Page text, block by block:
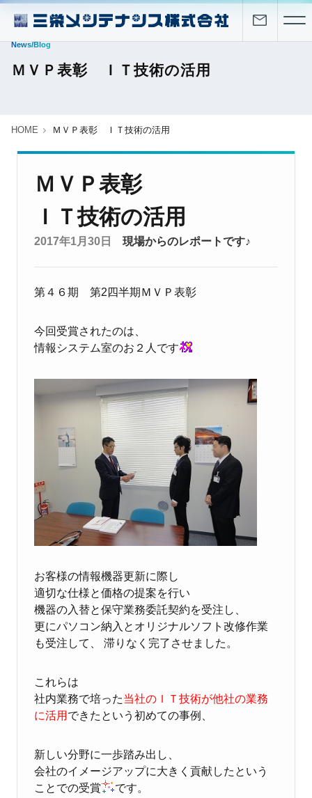
News/Blog
ＭＶＰ表彰 ＩＴ技術の活用
HOME ＭＶＰ表彰 ＩＴ技術の活用
ＭＶＰ表彰
ＩＴ技術の活用
2017年1月30日 現場からのレポートです♪
第４６期 第2四半期ＭＶＰ表彰
今回受賞されたのは、
情報システム室のお２人です
お客様の情報機器更新に際し
適切な仕様と価格の提案を行い
機器の入替と保守業務委託契約を受注し、
更にパソコン納入とオリジナルソフト改修作業
も受注して、 滞りなく完了させました。
これらは
社内業務で培った当社のＩＴ技術が他社の業務
に活用 できたという初めての事例、
新しい分野に一歩踏み出し、
会社のイメージアップに大きく貢献したという
ことでの受賞
です。